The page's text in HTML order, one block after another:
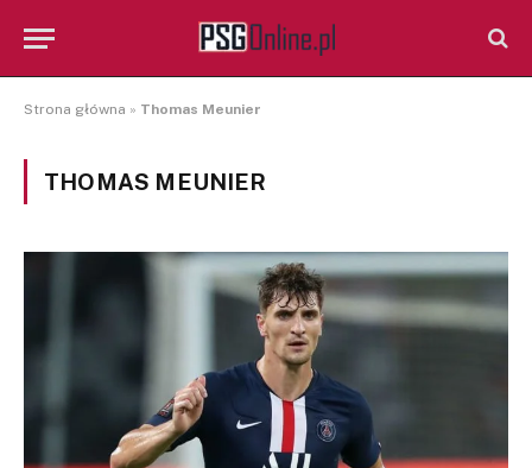
Strona główna » Thomas Meunier
THOMAS MEUNIER